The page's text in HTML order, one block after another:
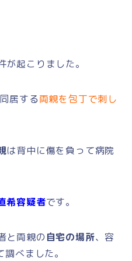
が起こりました。
居する両親を包丁で刺し
は背中に傷を負って病院
希容疑者です。
と両親の自宅の場所、容
調べました。